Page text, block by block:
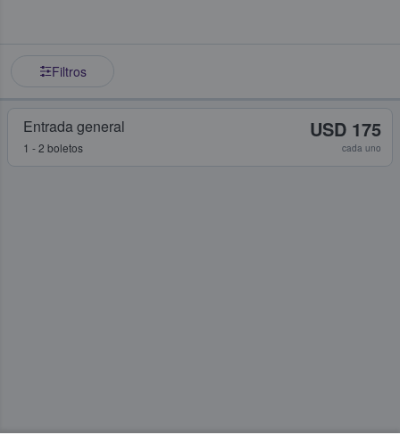
Filtros
Entrada general
1 - 2 boletos
USD 175
cada uno